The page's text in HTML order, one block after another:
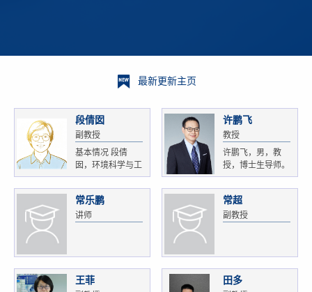
最新更新主页
段倩囡
副教授
基本情况 段倩
囡，环境科学与工
程...
许鹏飞
教授
许鹏飞，男，教
授，博士生导师。
获...
常乐鹏
讲师
常超
副教授
王菲 田多